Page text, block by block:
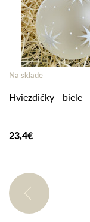
Na sklade
Hviezdičky - biele
23,4€